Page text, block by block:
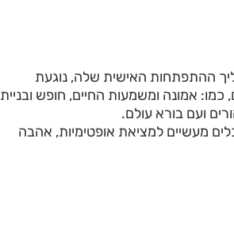
ההתפתחות האישית שלה, נוגעת
אמונה ומשמעות החיים, חופש ובניית
ועם בורא עולם.
מעשיים למציאת אופטימיות, אהבה